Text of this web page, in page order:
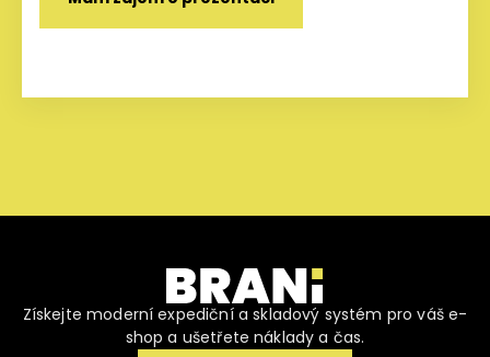
Získejte moderní expediční a skladový systém pro váš e-
shop a ušetřete náklady a čas.